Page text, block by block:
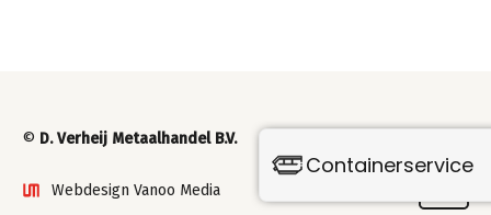
Containerservice
© D. Verheij Metaalhandel B.V.
Webdesign Vanoo Media